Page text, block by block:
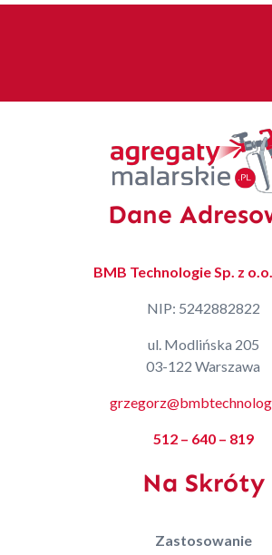
Dane
BMB Technologie Sp. z
NIP: 5242882822
ul. Modlińska 205
03-122 Warszawa
512 – 640 – 819
Na Skróty
Zastosowanie